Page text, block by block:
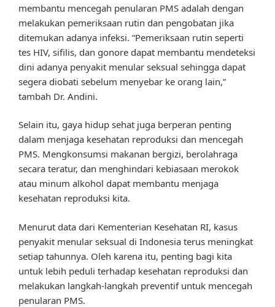
membantu mencegah penularan PMS adalah dengan
melakukan pemeriksaan rutin dan pengobatan jika
ditemukan adanya infeksi. “Pemeriksaan rutin seperti
tes HIV, sifilis, dan gonore dapat membantu mendeteksi
dini adanya penyakit menular seksual sehingga dapat
segera diobati sebelum menyebar ke orang lain,”
tambah Dr. Andini.
Selain itu, gaya hidup sehat juga berperan penting
dalam menjaga kesehatan reproduksi dan mencegah
PMS. Mengkonsumsi makanan bergizi, berolahraga
secara teratur, dan menghindari kebiasaan merokok
atau minum alkohol dapat membantu menjaga
kesehatan reproduksi kita.
Menurut data dari Kementerian Kesehatan RI, kasus
penyakit menular seksual di Indonesia terus meningkat
setiap tahunnya. Oleh karena itu, penting bagi kita
untuk lebih peduli terhadap kesehatan reproduksi dan
melakukan langkah-langkah preventif untuk mencegah
penularan PMS.